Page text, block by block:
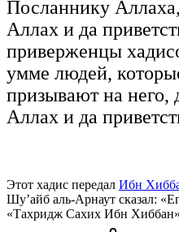
Посланнику
Аллах и да
приверженцы
умме людей,
призывают на него,
Аллах и да
Этот хадис передал Ибн
Шу’айб аль-Арнаут сказал:
«Тахридж Сахих Ибн